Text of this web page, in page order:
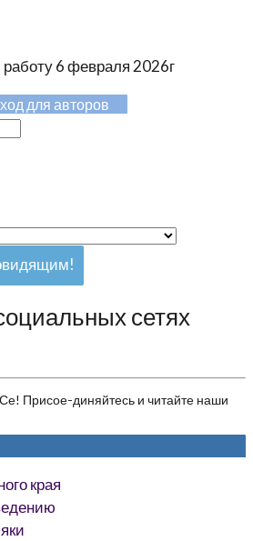
работу 6 февраля 2026г
для авторов
сетях
Присое-диняйтесь и читайте наши
края